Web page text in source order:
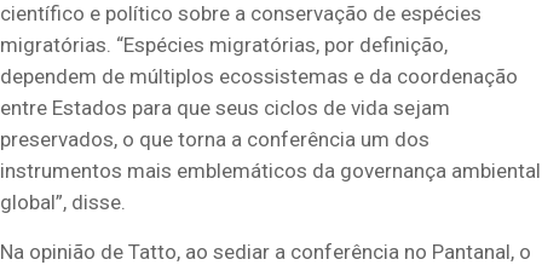
científico e político sobre a conservação de espécies
migratórias. “Espécies migratórias, por definição,
dependem de múltiplos ecossistemas e da coordenação
entre Estados para que seus ciclos de vida sejam
preservados, o que torna a conferência um dos
instrumentos mais emblemáticos da governança ambiental
global”, disse.
Na opinião de Tatto, ao sediar a conferência no Pantanal, o